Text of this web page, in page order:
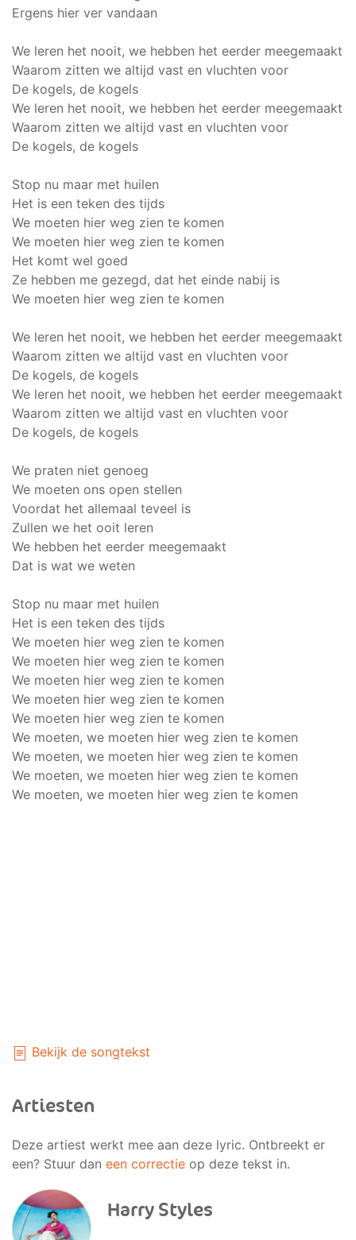
Ergens hier ver vandaan
We leren het nooit, we hebben het eerder meegemaakt
Waarom zitten we altijd vast en vluchten voor
De kogels, de kogels
We leren het nooit, we hebben het eerder meegemaakt
Waarom zitten we altijd vast en vluchten voor
De kogels, de kogels
Stop nu maar met huilen
Het is een teken des tijds
We moeten hier weg zien te komen
We moeten hier weg zien te komen
Het komt wel goed
Ze hebben me gezegd, dat het einde nabij is
We moeten hier weg zien te komen
We leren het nooit, we hebben het eerder meegemaakt
Waarom zitten we altijd vast en vluchten voor
De kogels, de kogels
We leren het nooit, we hebben het eerder meegemaakt
Waarom zitten we altijd vast en vluchten voor
De kogels, de kogels
We praten niet genoeg
We moeten ons open stellen
Voordat het allemaal teveel is
Zullen we het ooit leren
We hebben het eerder meegemaakt
Dat is wat we weten
Stop nu maar met huilen
Het is een teken des tijds
We moeten hier weg zien te komen
We moeten hier weg zien te komen
We moeten hier weg zien te komen
We moeten hier weg zien te komen
We moeten hier weg zien te komen
We moeten, we moeten hier weg zien te komen
We moeten, we moeten hier weg zien te komen
We moeten, we moeten hier weg zien te komen
We moeten, we moeten hier weg zien te komen
Bekijk de songtekst
Artiesten
Deze artiest werkt mee aan deze lyric. Ontbreekt er
een? Stuur dan een correctie op deze tekst in.
Harry Styles